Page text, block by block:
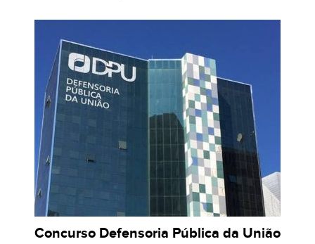
Concurso Defensoria Pública da União